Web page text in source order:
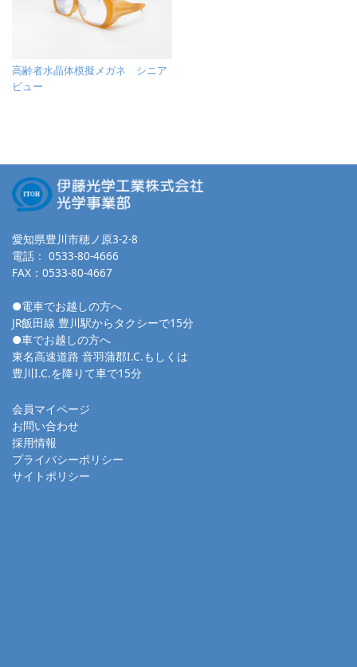
高齢者水晶体模擬メガネ シニア
ビュー
愛知県豊川市穂ノ原3-2-8
電話： 0533-80-4666
FAX：0533-80-4667
●電車でお越しの方へ
JR飯田線 豊川駅からタクシーで15分
●車でお越しの方へ
東名高速道路 音羽蒲郡I.C.もしくは
豊川I.C.を降りて車で15分
会員マイページ
お問い合わせ
採用情報
プライバシーポリシー
サイトポリシー